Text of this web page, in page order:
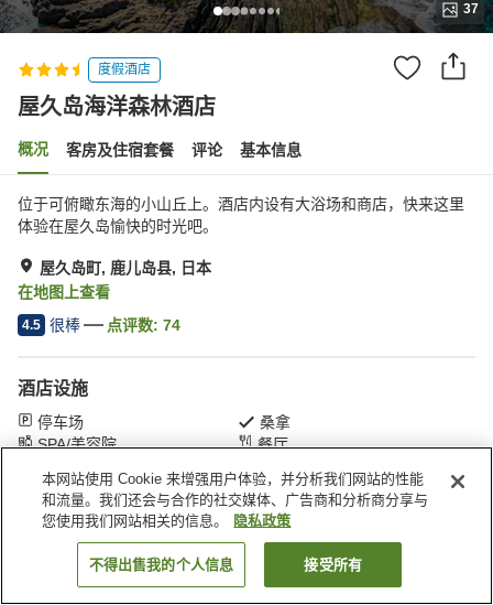
37
度假酒店
屋久岛海洋森林酒店
概况 客房及住宿套餐 评论 基本信息
位于可俯瞰东海的小山丘上。酒店内设有大浴场和商店，快来这里
体验在屋久岛愉快的时光吧。
屋久岛町, 鹿儿岛县, 日本
在地图上查看
4.5 很棒 点评数: 74
酒店设施
停车场
桑拿
SPA/美容院
餐厅
首页 日本 鹿儿岛县 屋久岛町 屋久岛海洋森林酒店
搜索客房
本网站使用 Cookie 来增强用户体验，并分析我们网站的性能
和流量。我们还会与合作的社交媒体、广告商和分析商分享与
您使用我们网站相关的信息。
隐私政策
不得出售我的个人信息 接受所有